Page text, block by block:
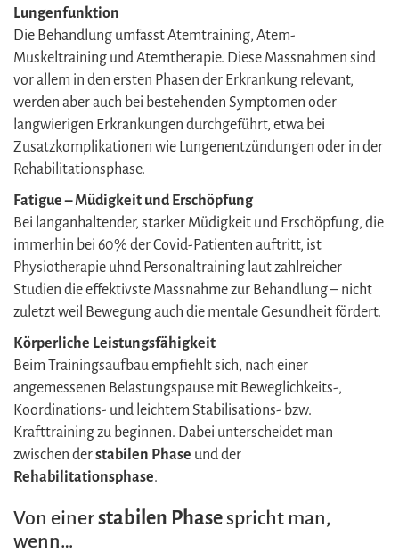
Lungenfunktion
Die Behandlung umfasst Atemtraining, Atem-
Muskeltraining und Atemtherapie. Diese Massnahmen sind
vor allem in den ersten Phasen der Erkrankung relevant,
werden aber auch bei bestehenden Symptomen oder
langwierigen Erkrankungen durchgeführt, etwa bei
Zusatzkomplikationen wie Lungenentzündungen oder in der
Rehabilitationsphase.
Fatigue – Müdigkeit und Erschöpfung
Bei langanhaltender, starker Müdigkeit und Erschöpfung, die
immerhin bei 60% der Covid‑Patienten auftritt, ist
Physiotherapie uhnd Personaltraining laut zahlreicher
Studien die effektivste Massnahme zur Behandlung – nicht
zuletzt weil Bewegung auch die mentale Gesundheit fördert.
Körperliche Leistungsfähigkeit
Beim Trainingsaufbau empfiehlt sich, nach einer
angemessenen Belastungspause mit Beweglichkeits-,
Koordinations- und leichtem Stabilisations- bzw.
Krafttraining zu beginnen. Dabei unterscheidet man
zwischen derstabilen Phase und der
Rehabilitationsphase.
Von einerstabilen Phasespricht man,
wenn…